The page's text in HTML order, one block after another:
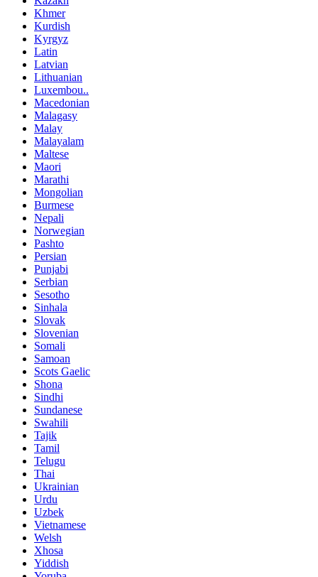
Khmer
Kurdish
Kyrgyz
Latin
Latvian
Lithuanian
Luxembou..
Macedonian
Malagasy
Malay
Malayalam
Maltese
Maori
Marathi
Mongolian
Burmese
Nepali
Norwegian
Pashto
Persian
Punjabi
Serbian
Sesotho
Sinhala
Slovak
Slovenian
Somali
Samoan
Scots Gaelic
Shona
Sindhi
Sundanese
Swahili
Tajik
Tamil
Telugu
Thai
Ukrainian
Urdu
Uzbek
Vietnamese
Welsh
Xhosa
Yiddish